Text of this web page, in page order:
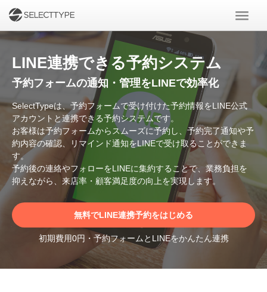
LINE連携できる予約システム
予約フォームの通知・管理をLINEで効率化
SelectTypeは、予約フォームで受け付けた予約情報をLINE公式
アカウントと連携できる予約システムです。
お客様は予約フォームからスムーズに予約し、予約完了通知や予
約内容の確認、リマインド通知をLINEで受け取ることができま
す。
予約後の連絡やフォローをLINEに集約することで、業務負担を
抑えながら、来店率・顧客満足度の向上を実現します。
無料でLINE連携予約をはじめる
初期費用0円・予約フォームとLINEをかんたん連携